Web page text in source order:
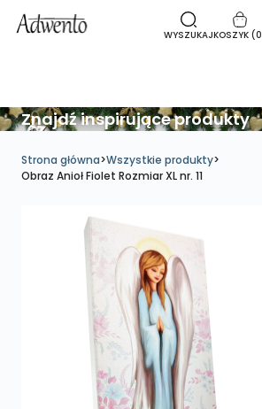
WYSZUKAJKOSZYK (0
Znajdź inspirujące produkty
Strona główna>Wszystkie produkty>
Obraz Anioł Fiolet Rozmiar XL nr. 11